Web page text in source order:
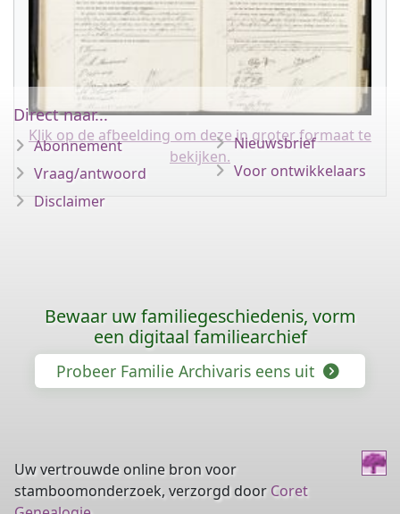
Klik op de afbeelding om deze in groter formaat te
bekijken.
Direct naar...
Abonnement
Vraag/antwoord
Disclaimer
Nieuwsbrief
Voor ontwikkelaars
Bewaar uw familiegeschiedenis, vorm
een digitaal familiearchief
Probeer Familie Archivaris eens uit
Uw vertrouwde online bron voor
stamboomonderzoek, verzorgd door Coret